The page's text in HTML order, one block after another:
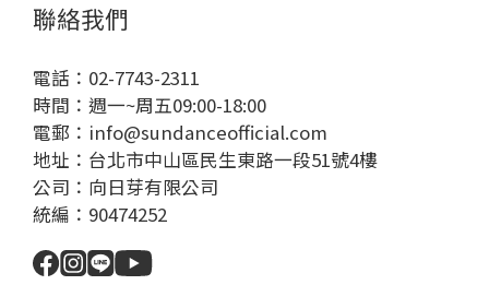
聯絡我們
電話：02-7743-2311
時間：週一~周五09:00-18:00
電郵：info@sundanceofficial.com
地址：台北市中山區民生東路一段51號4樓
公司：向日芽有限公司
統編：90474252